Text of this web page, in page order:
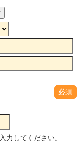
必須
力してください。